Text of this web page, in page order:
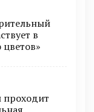
в
проходит